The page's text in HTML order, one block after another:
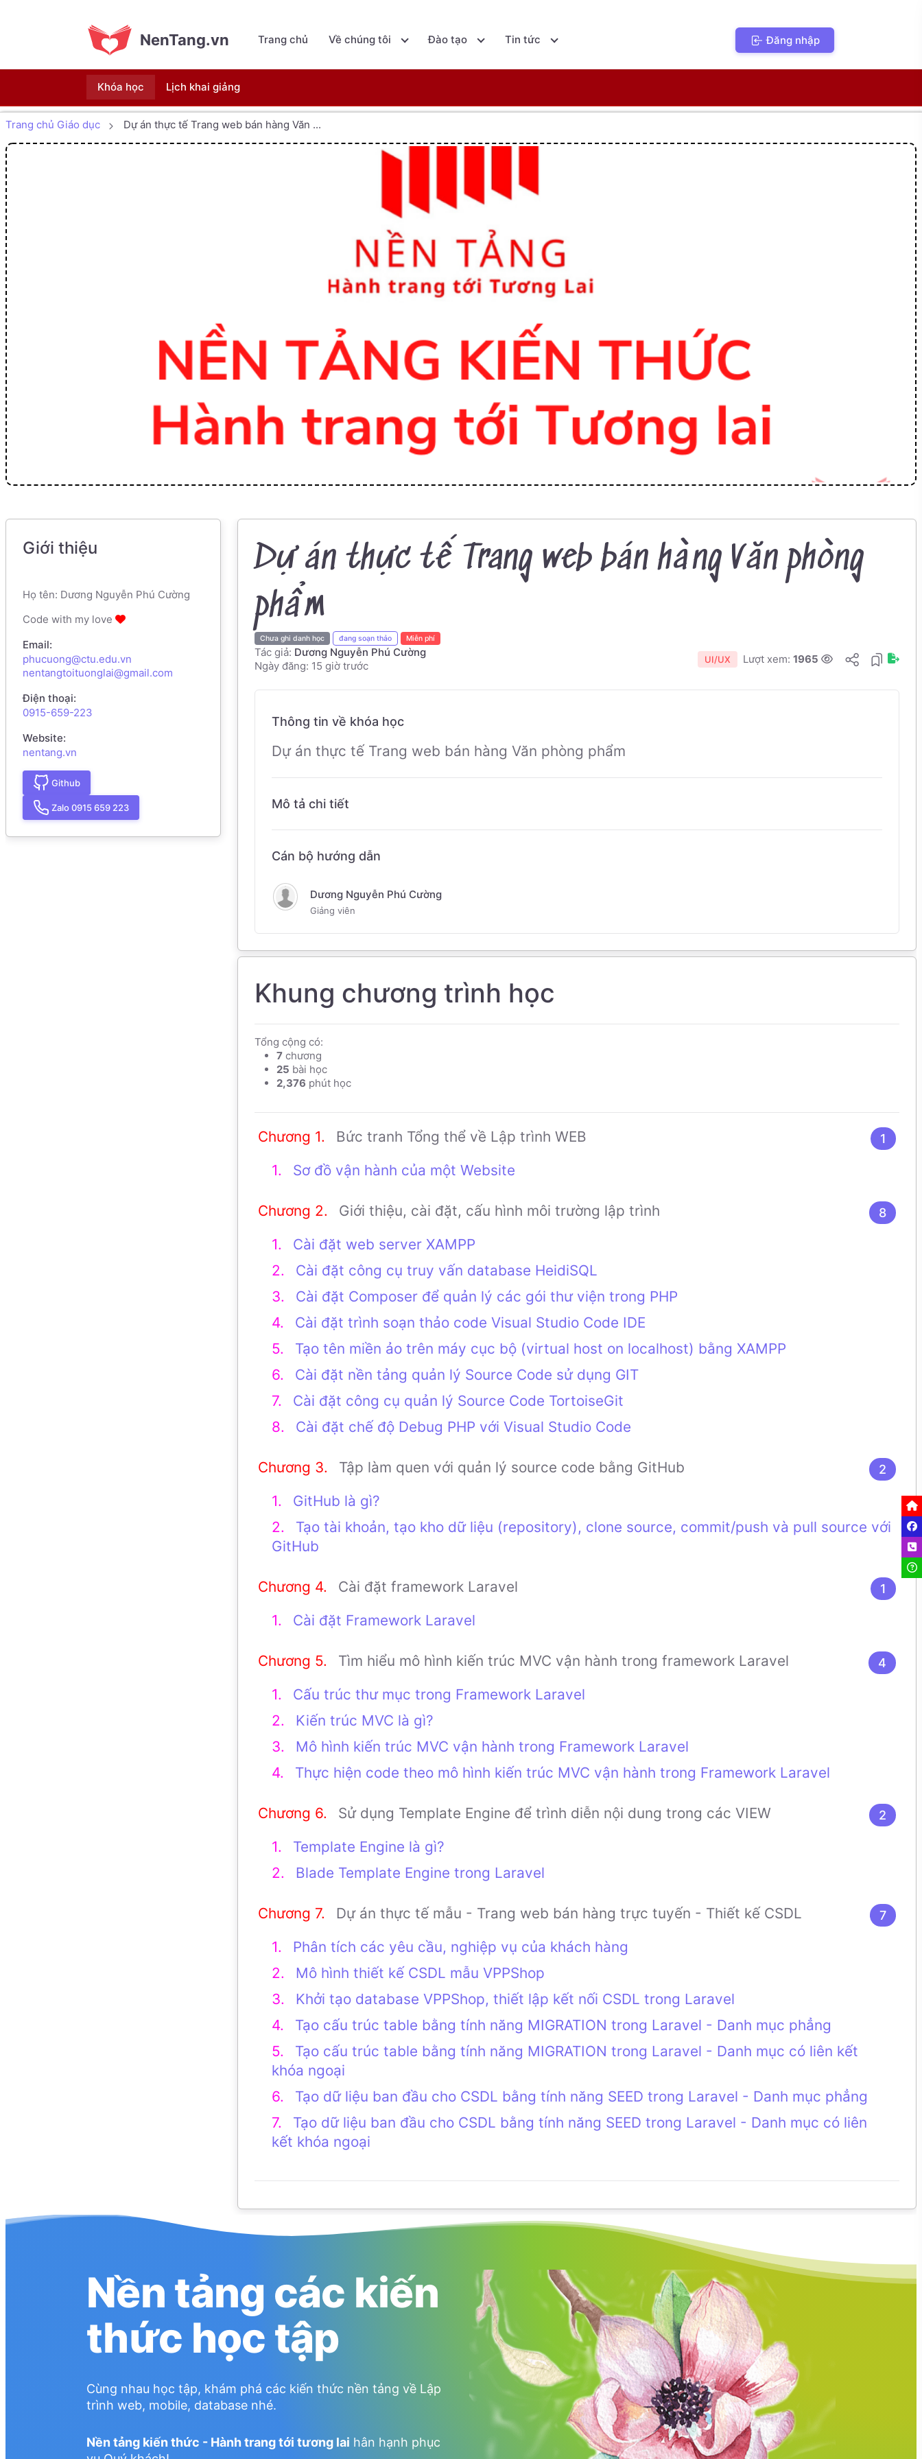
NenTang.vn Trang chủ Về chúng tôi Đào tạo Tin tức Đăng nhập
Khóa học Lịch khai giảng
Trang chủ Giáo dục Dự án thực tế Trang web bán hàng Văn ...
Giới thiệu
Họ tên: Dương Nguyễn Phú Cường
Code with my love
Email:
phucuong@ctu.edu.vn
nentangtoituonglai@gmail.com
Điện thoại:
0915-659-223
Website:
nentang.vn
Github
Zalo 0915 659 223
Dự án thực tế Trang web bán hàng Văn phòng
phẩm
Chưa ghi danh học đang soạn thảo Miễn phí
Tác giả: Dương Nguyễn Phú Cường
Ngày đăng: 15 giờ trước
UI/UX Lượt xem: 1965
Thông tin về khóa học
Dự án thực tế Trang web bán hàng Văn phòng phẩm
Mô tả chi tiết
Cán bộ hướng dẫn
Dương Nguyễn Phú Cường
Giảng viên
Khung chương trình học
Tổng cộng có:
7 chương
25 bài học
2,376 phút học
Bức tranh Tổng thể về Lập trình WEB 1
Sơ đồ vận hành của một Website
Giới thiệu, cài đặt, cấu hình môi trường lập trình 8
Cài đặt web server XAMPP
Cài đặt công cụ truy vấn database HeidiSQL
Cài đặt Composer để quản lý các gói thư viện trong PHP
Cài đặt trình soạn thảo code Visual Studio Code IDE
Tạo tên miền ảo trên máy cục bộ (virtual host on localhost) bằng XAMPP
Cài đặt nền tảng quản lý Source Code sử dụng GIT
Cài đặt công cụ quản lý Source Code TortoiseGit
Cài đặt chế độ Debug PHP với Visual Studio Code
Tập làm quen với quản lý source code bằng GitHub 2
GitHub là gì?
Tạo tài khoản, tạo kho dữ liệu (repository), clone source, commit/push và pull source với
GitHub
Cài đặt framework Laravel 1
Cài đặt Framework Laravel
Tìm hiểu mô hình kiến trúc MVC vận hành trong framework Laravel 4
Cấu trúc thư mục trong Framework Laravel
Kiến trúc MVC là gì?
Mô hình kiến trúc MVC vận hành trong Framework Laravel
Thực hiện code theo mô hình kiến trúc MVC vận hành trong Framework Laravel
Sử dụng Template Engine để trình diễn nội dung trong các VIEW 2
Template Engine là gì?
Blade Template Engine trong Laravel
Dự án thực tế mẫu - Trang web bán hàng trực tuyến - Thiết kế CSDL 7
Phân tích các yêu cầu, nghiệp vụ của khách hàng
Mô hình thiết kế CSDL mẫu VPPShop
Khởi tạo database VPPShop, thiết lập kết nối CSDL trong Laravel
Tạo cấu trúc table bằng tính năng MIGRATION trong Laravel - Danh mục phẳng
Tạo cấu trúc table bằng tính năng MIGRATION trong Laravel - Danh mục có liên kết
khóa ngoại
Tạo dữ liệu ban đầu cho CSDL bằng tính năng SEED trong Laravel - Danh mục phẳng
Tạo dữ liệu ban đầu cho CSDL bằng tính năng SEED trong Laravel - Danh mục có liên
kết khóa ngoại
Hỏi
Nền tảng các kiến
thức học tập
Cùng nhau học tập, khám phá các kiến thức nền tảng về Lập
trình web, mobile, database nhé.
Nền tảng kiến thức - Hành trang tới tương lai hân hạnh phục